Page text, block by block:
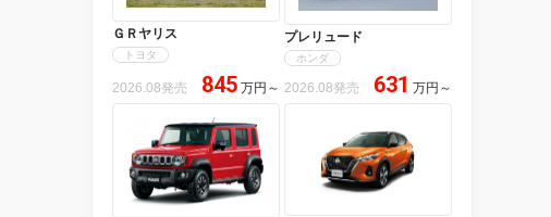
ＧＲヤリス
トヨタ
2026.08発売 845 万円 ～
プレリュード
ホンダ
2026.08発売 631 万円 ～